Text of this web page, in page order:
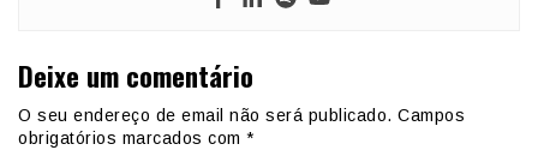
Deixe um comentário
O seu endereço de email não será publicado. Campos
obrigatórios marcados com *